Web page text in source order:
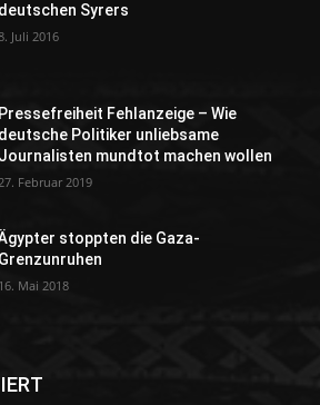
deutschen Syrers
Juli 2016
Pressefreiheit Fehlanzeige – Wie
deutsche Politiker unliebsame
Journalisten mundtot machen wollen
Februar 2019
stoppten die Gaza-
Grenzunruhen
16. Mai 2018